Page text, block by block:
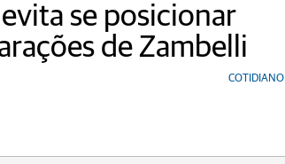
se posicionar
de Zambelli
COTIDIANO